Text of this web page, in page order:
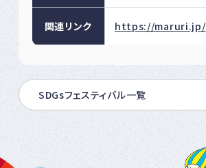
関連リンク https://maruri.jp/
SDGsフェスティバル一覧